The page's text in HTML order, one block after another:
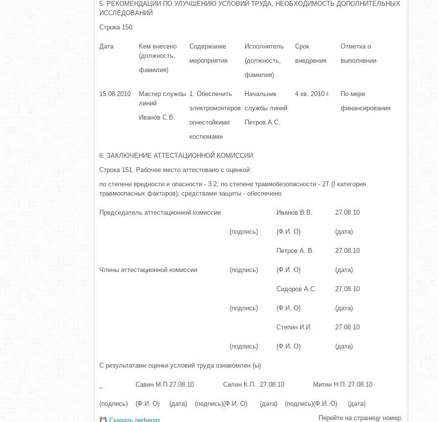
5. РЕКОМЕНДАЦИИ ПО УЛУЧШЕНИЮ УСЛОВИЙ ТРУДА, НЕОБХОДИМОСТЬ ДОПОЛНИТЕЛЬНЫХ
ИССЛЕДОВАНИЙ
Строка 150.
Дата
Кем внесено
(должность,
фамилия)
Содержание
мероприятия
Исполнитель
(должность,
фамилия)
Срок
внедрения
Отметка о
выполнении
15.08.2010
Мастер службы
линий
Иванов С.В.
1. Обеспечить
электромонтеров
огнестойкими
костюмами
Начальник
службы линий
Петров А.С.
4 кв. 2010 г.
По мере
финансирования
6. ЗАКЛЮЧЕНИЕ АТТЕСТАЦИОННОЙ КОМИССИИ.
Строка 151. Рабочее место аттестовано с оценкой:
по степени вредности и опасности - 3.2; по степени травмобезопасности - 2Т (I категория
травмоопасных факторов); средствами защиты - обеспечено.
Председатель аттестационной комиссии Иванов В.В. 27.08.10
(подпись) (Ф.И. О) (дата)
Петров А. B. 27.08.10
Члены аттестационной комиссии (подпись) (Ф.И. О) (дата)
Сидоров А.С. 27.08.10
(подпись) (Ф.И. О) (дата)
Степин И.И. 27.08.10
(подпись) (Ф.И. О) (дата)
С результатами оценки условий труда ознакомлен (ы)
Савин М.П.27.08.10 Силин К.П. 27.08.10 Митин Н.П. 27.08.10
(подпись) (Ф.И. О) (дата) (подпись)(Ф.И. О) (дата) (подпись)(Ф.И. О) (дата)
Скачать реферат Перейти на страницу номер: